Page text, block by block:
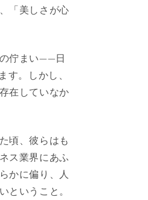
「美しさが心
佇まい——日
す。しかし、
在していなか
頃、彼らはも
ス業界にあふ
かに偏り、人
ということ。